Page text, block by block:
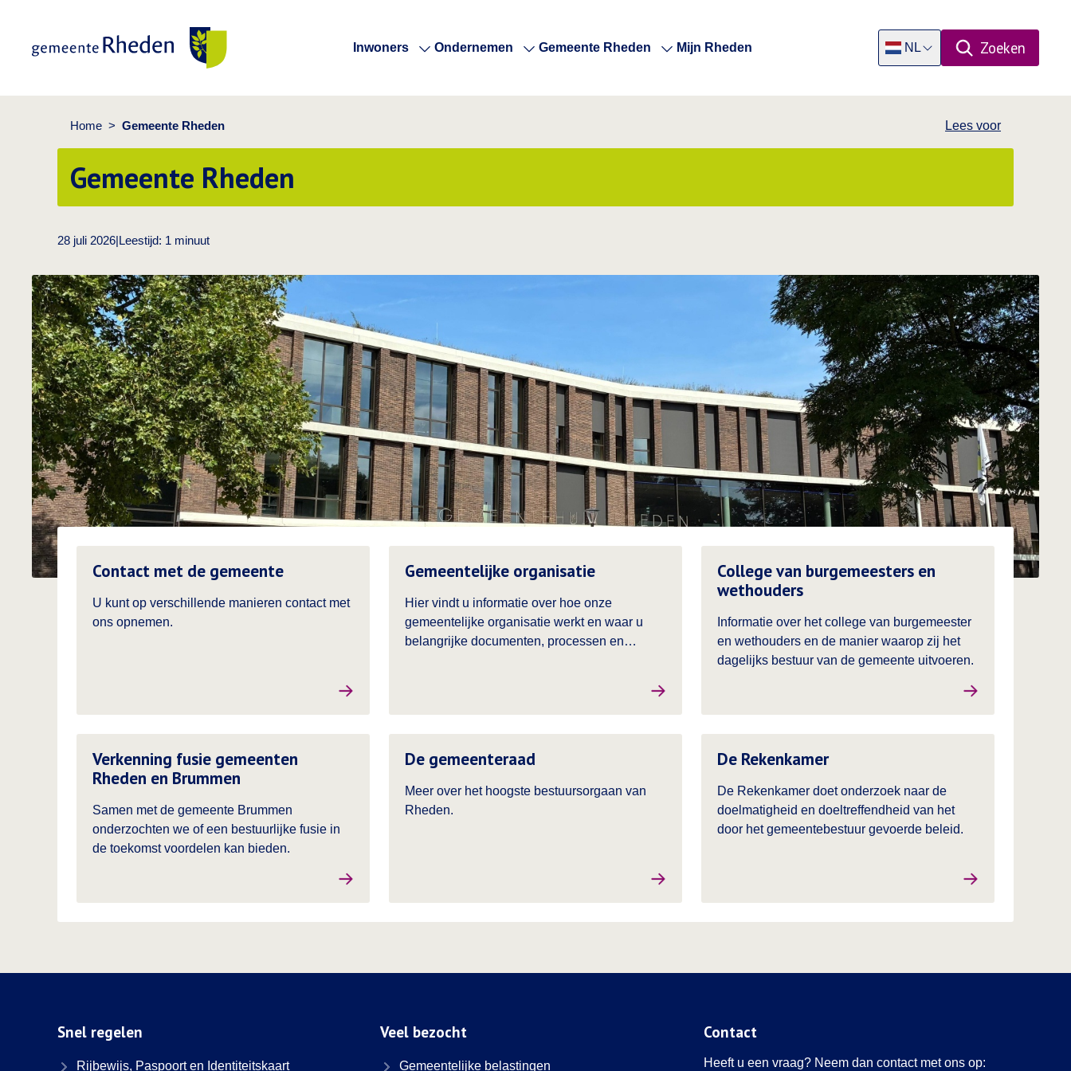
Inwoners Ondernemen Gemeente Rheden Mijn Rheden
NL
Zoeken
Open
Home > Gemeente Rheden Lees voor
Gemeente Rheden
28 juli 2026|Leestijd: 1 minuut
Contact met de gemeente
U kunt op verschillende manieren contact met
ons opnemen.
Gemeentelijke organisatie
Hier vindt u informatie over hoe onze
gemeentelijke organisatie werkt en waar u
belangrijke documenten, processen en
College van burgemeesters en
wethouders
Informatie over het college van burgemeester
en wethouders en de manier waarop zij het
dagelijks bestuur van de gemeente uitvoeren.
Verkenning fusie gemeenten
Rheden en Brummen
Samen met de gemeente Brummen
onderzochten we of een bestuurlijke fusie in
de toekomst voordelen kan bieden.
De gemeenteraad
Meer over het hoogste bestuursorgaan van
Rheden.
De Rekenkamer
De Rekenkamer doet onderzoek naar de
doelmatigheid en doeltreffendheid van het
door het gemeentebestuur gevoerde beleid.
Snel regelen
Rijbewijs, Paspoort en Identiteitskaart
Veel bezocht
Gemeentelijke belastingen
Contact
Heeft u een vraag? Neem dan contact met ons op: